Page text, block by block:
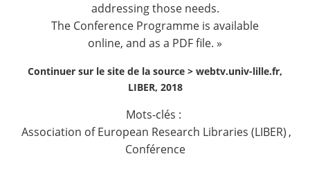
addressing those needs.
The Conference Programme is available
online, and as a PDF file. »
Continuer sur le site de la source > webtv.univ-lille.fr,
LIBER, 2018
Mots-clés :
Association of European Research Libraries (LIBER) ,
Conférence